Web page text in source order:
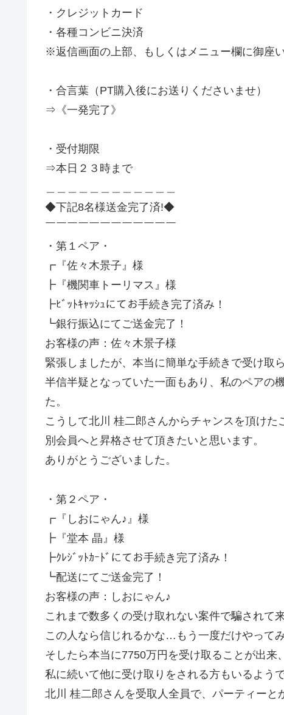
・クレジットカード
・各種コンビニ決済
※返信画面の上部、もしくはメニュー欄に御座
・合言葉（PT購入後にお送りくださいませ）
⇒《一発完了》
・受付期限
⇒本日２３時まで
◆下記8名様送金完了済!◆
￣￣￣￣￣￣￣￣￣￣￣￣
・第１ペア・
┏『佐々木景子』様
┣『機関車トーリマス』様
┣ﾋﾞｯﾄｷｬｯｼｭにてお手続き完了済み！
┗銀行振込にてご送金完了！
お客様の声：佐々木景子様
緊張しましたが、本当に簡単な手続きで受け取
半信半疑となっていた一面もあり、私のペアの
た。
こうして北川 桂二郎さんからチャンスを頂け
別会員へと昇格させて頂きたいと思います。
ありがとうございました。
・第２ペア・
┏『しおにゃん♪』様
┣『堂本 晶』様
┣ｸﾚｼﾞｯﾄｶｰﾄﾞにてお手続き完了済み！
┗配送にてご送金完了！
お客様の声：しおにゃん♪
これまで数多くの受け取れない案件で騙されて
この人なら信じれるかな…もう一度だけやってみ
そしたら本当に7750万円を受け取ることが出来
私に続いて他に受け取りをされる方もいるよう
北川 桂二郎さんを受取人全員で、パーティーと